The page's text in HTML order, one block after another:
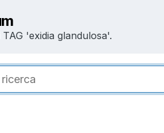
'exidia glandulosa'.